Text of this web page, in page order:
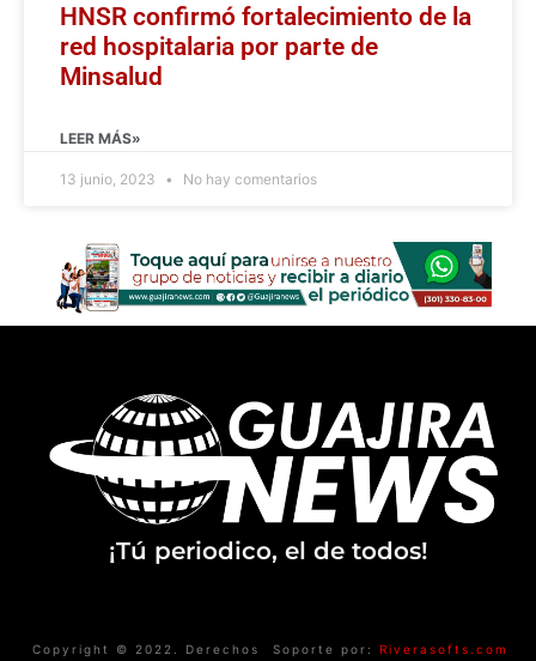
HNSR confirmó fortalecimiento de la
red hospitalaria por parte de
Minsalud
LEER MÁS»
13 junio, 2023 No hay comentarios
¡Tú periodico, el de todos!
Copyright © 2022. Derechos
Soporte por: Riverasofts.com